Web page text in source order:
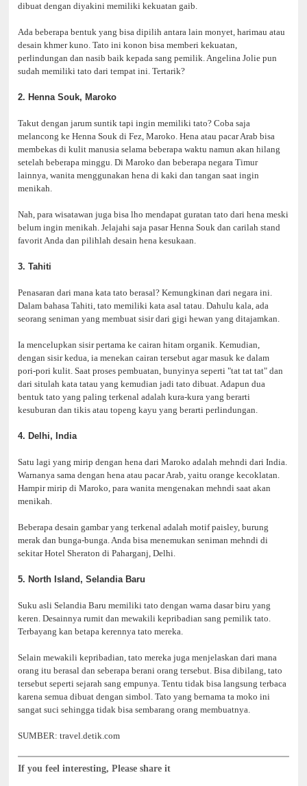
dibuat dengan diyakini memiliki kekuatan gaib.
Ada beberapa bentuk yang bisa dipilih antara lain monyet, harimau atau
desain khmer kuno. Tato ini konon bisa memberi kekuatan,
perlindungan dan nasib baik kepada sang pemilik. Angelina Jolie pun
sudah memiliki tato dari tempat ini. Tertarik?
2. Henna Souk, Maroko
Takut dengan jarum suntik tapi ingin memiliki tato? Coba saja
melancong ke Henna Souk di Fez, Maroko. Hena atau pacar Arab bisa
membekas di kulit manusia selama beberapa waktu namun akan hilang
setelah beberapa minggu. Di Maroko dan beberapa negara Timur
lainnya, wanita menggunakan hena di kaki dan tangan saat ingin
menikah.
Nah, para wisatawan juga bisa lho mendapat guratan tato dari hena meski
belum ingin menikah. Jelajahi saja pasar Henna Souk dan carilah stand
favorit Anda dan pilihlah desain hena kesukaan.
3. Tahiti
Penasaran dari mana kata tato berasal? Kemungkinan dari negara ini.
Dalam bahasa Tahiti, tato memiliki kata asal tatau. Dahulu kala, ada
seorang seniman yang membuat sisir dari gigi hewan yang ditajamkan.
Ia mencelupkan sisir pertama ke cairan hitam organik. Kemudian,
dengan sisir kedua, ia menekan cairan tersebut agar masuk ke dalam
pori-pori kulit. Saat proses pembuatan, bunyinya seperti "tat tat tat" dan
dari situlah kata tatau yang kemudian jadi tato dibuat. Adapun dua
bentuk tato yang paling terkenal adalah kura-kura yang berarti
kesuburan dan tikis atau topeng kayu yang berarti perlindungan.
4. Delhi, India
Satu lagi yang mirip dengan hena dari Maroko adalah mehndi dari India.
Warnanya sama dengan hena atau pacar Arab, yaitu orange kecoklatan.
Hampir mirip di Maroko, para wanita mengenakan mehndi saat akan
menikah.
Beberapa desain gambar yang terkenal adalah motif paisley, burung
merak dan bunga-bunga. Anda bisa menemukan seniman mehndi di
sekitar Hotel Sheraton di Paharganj, Delhi.
5. North Island, Selandia Baru
Suku asli Selandia Baru memiliki tato dengan warna dasar biru yang
keren. Desainnya rumit dan mewakili kepribadian sang pemilik tato.
Terbayang kan betapa kerennya tato mereka.
Selain mewakili kepribadian, tato mereka juga menjelaskan dari mana
orang itu berasal dan seberapa berani orang tersebut. Bisa dibilang, tato
tersebut seperti sejarah sang empunya. Tentu tidak bisa langsung terbaca
karena semua dibuat dengan simbol. Tato yang bernama ta moko ini
sangat suci sehingga tidak bisa sembarang orang membuatnya.
SUMBER: travel.detik.com
If you feel interesting, Please share it